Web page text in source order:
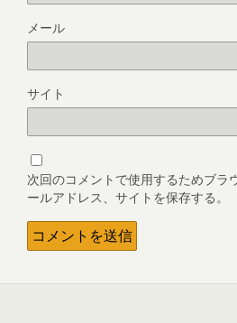
メール
サイト
次回のコメントで使用するためブラ
ールアドレス、サイトを保存する。